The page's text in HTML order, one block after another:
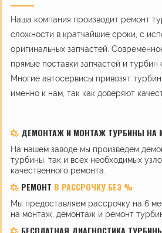
Наша компания производит ремонт
сложности в кратчайшие сроки, с
оригинальных запчастей.
прямые поставки запчастей и турбин
Многие автосервисы привозят
именно к нам, так как доверяют
ДЕМОНТАЖ И МОНТАЖ ТУРБИНЫ НА
На нашем заводе мы произведем
турбины, так и всех необходимых
качественного ремонта.
РЕМОНТ В РАССРОЧКУ БЕЗ %
Мы предоставляем рассрочку на 6
на монтаж, демонтаж и ремонт
БЕСПЛАТНАЯ ДИАГНОСТИКА